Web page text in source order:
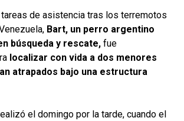
tareas de asistencia tras los terremotos
Bart, un perro argentino
búsqueda y rescate, fue
localizar con vida a dos menores
atrapados bajo una estructura
el domingo por la tarde, cuando el